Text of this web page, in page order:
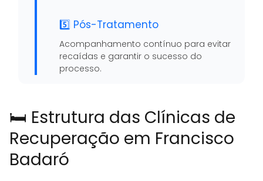
5️⃣ Pós-Tratamento
Acompanhamento contínuo para evitar
recaídas e garantir o sucesso do
processo.
🛏️ Estrutura das Clínicas de
Recuperação em Francisco
Badaró